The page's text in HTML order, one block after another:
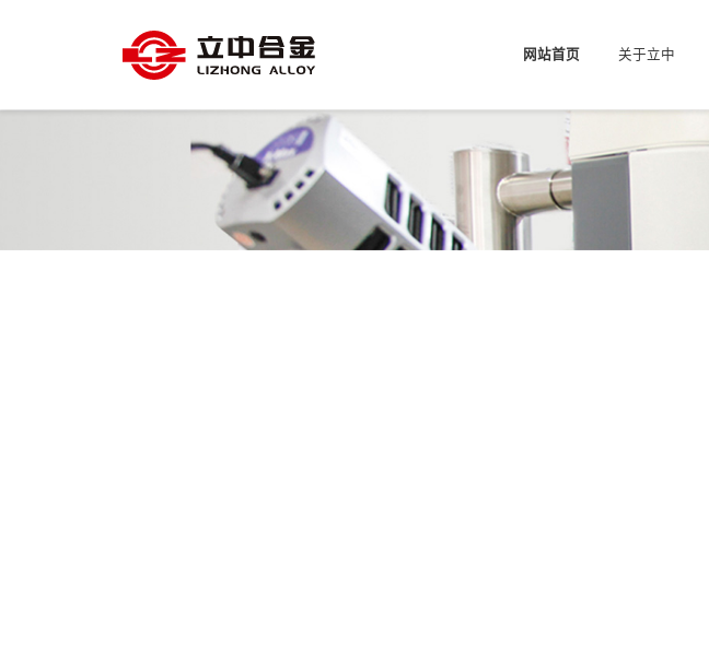
网站首页 关于立中